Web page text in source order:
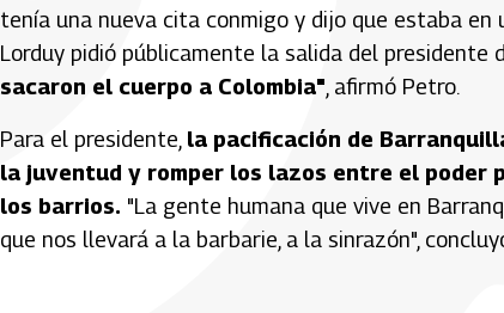
tenía una nueva cita conmigo y dijo que estaba en
Lorduy pidió públicamente la salida del presidente
sacaron el cuerpo a Colombia" , afirmó Petro.
Para el presidente, la pacificación de
la juventud y romper los lazos entre el
los barrios. "La gente humana que vive en
que nos llevará a la barbarie, a la sinrazón",